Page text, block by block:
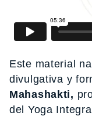
Este material
divulgativa y
Mahashakti,
del Yoga